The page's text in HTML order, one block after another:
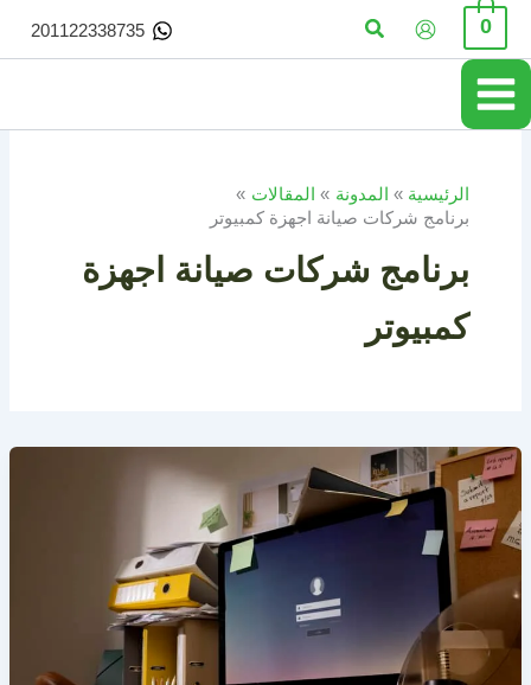
تخطي
المحتوى
0 البحث 201122338735
الرئيسية المدونة
المقالات
برنامج شركات صيانة اجهزة كمبيوتر
برنامج شركات صيانة اجهزة
كمبيوتر